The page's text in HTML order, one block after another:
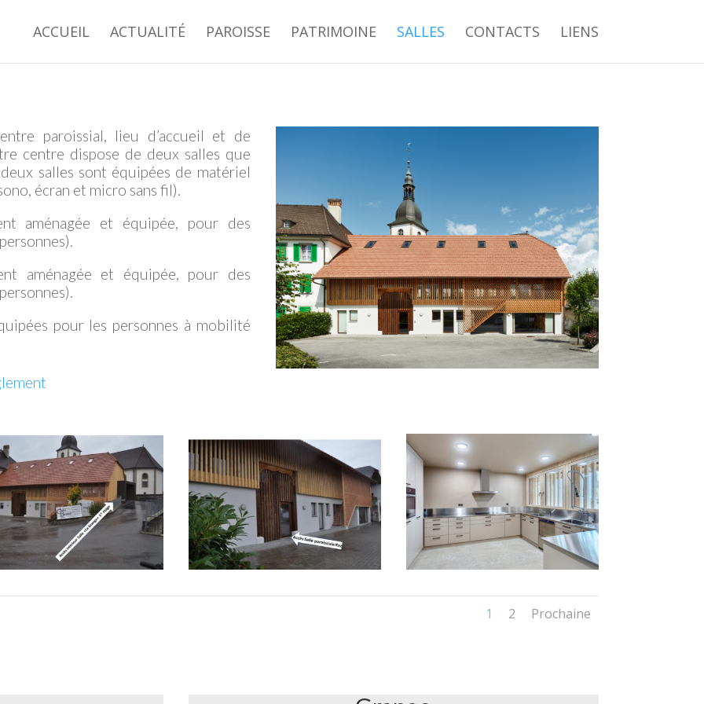
ACCUEIL ACTUALITÉ PAROISSE PATRIMOINE SALLES CONTACTS LIENS
paroissial, lieu d’accueil et de
centre dispose de deux salles que
salles sont équipées de matériel
écran et micro sans fil).
aménagée et équipée, pour des
aménagée et équipée, pour des
pour les personnes à mobilité
1 2 Prochaine